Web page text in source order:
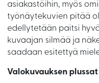
asiakastöihin, myös
työnäytekuvien pitää
edellytetään paitsi
kuvaajan silmää ja
saadaan esitettyä
Valokuvauksen